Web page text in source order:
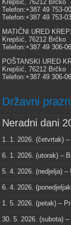
Krepšić, 76212 Brčko
Telefon:+387 49 753-
Telefon:+387 49 753-
MATIČNI URED
Krepšić, 76212 Brčko
Telefon:+387 49 306-
POŠTANSKI URED
Krepšić, 76212 Brčko
Telefon:+387 49 306-
Državni
Neradni dani
1. 1. 2026. (četvrtak) –
6. 1. 2026. (utorak) –
5. 4. 2026. (nedjelja) –
6. 4. 2026.
1. 5. 2026. (petak) –
30. 5. 2026. (subota)